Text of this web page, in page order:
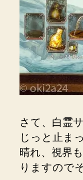
さて、白霊
じっと止ま
晴れ、視界
りますので